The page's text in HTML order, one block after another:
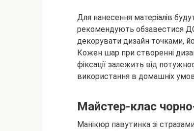
Для нанесення матеріалів
рекомендують обзавестися
декорувати дизайн точками,
Кожен шар при створенні
фіксації залежить від
використання в домашніх
Майстер-клас
Манікюр павутинка зі